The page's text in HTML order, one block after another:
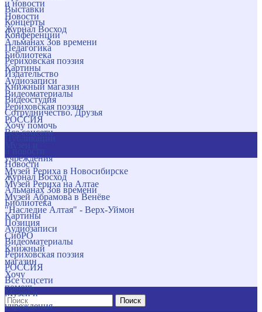
и новости
Новости
Журнал Восход
Альманах Зов времени
Библиотека
Картины
Аудиозаписи
Видеоматериалы
Рериховская поэзия
РОССИЯ
Все соцсети
учреждения
Музей Рериха в Новосибирске
Музей Рериха на Алтае
Музей Абрамова в Венёве
"Наследие Алтая" - Верх-Уймон
Позиция
СибРО
Книжный
магазин
Хочу
помочь
Поиск
Выставки
Концерты
Конференции
Педагогика
Рериховская поэзия
Издательство
Книжный магазин
Видеостудия
Сотрудничество. Друзья
Хочу помочь
Новости
Журнал Восход
Альманах Зов времени
Библиотека
Картины
Аудиозаписи
Видеоматериалы
Рериховская поэзия
РОССИЯ
Все соцсети
Музеи и
учреждения